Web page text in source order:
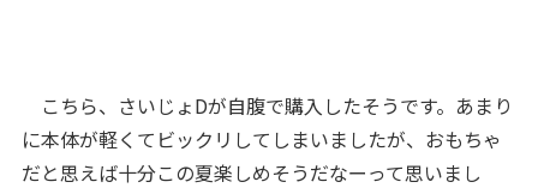
こちら、さいじょDが自腹で購入したそうです。あまり
に本体が軽くてビックリしてしまいましたが、おもちゃ
だと思えば十分この夏楽しめそうだなーって思いまし